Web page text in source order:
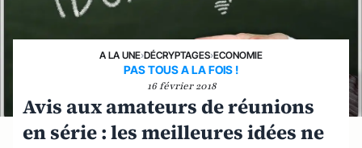
A LA UNE›DÉCRYPTAGES›ECONOMIE
PAS TOUS A LA FOIS !
16 février 2018
Avis aux amateurs de réunions
en série : les meilleures idées ne